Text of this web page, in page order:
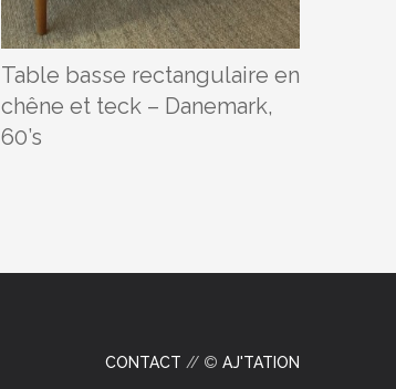
Table basse rectangulaire en
chêne et teck – Danemark,
60’s
CONTACT // © AJ'TATION